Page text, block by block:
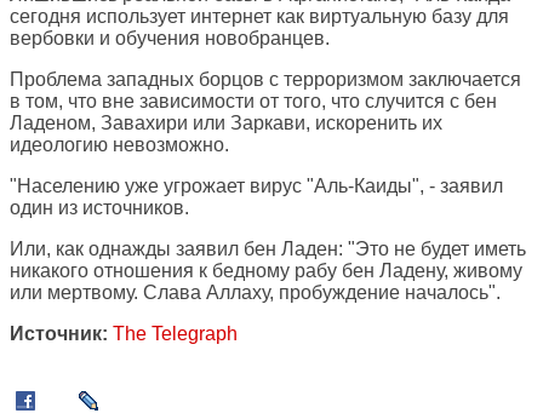
сегодня использует интернет как виртуальную базу для
вербовки и обучения новобранцев.
Проблема западных борцов с терроризмом заключается
в том, что вне зависимости от того, что случится с бен
Ладеном, Завахири или Заркави, искоренить их
идеологию невозможно.
"Населению уже угрожает вирус "Аль-Каиды", - заявил
один из источников.
Или, как однажды заявил бен Ладен: "Это не будет иметь
никакого отношения к бедному рабу бен Ладену, живому
или мертвому. Слава Аллаху, пробуждение началось".
Источник: The Telegraph